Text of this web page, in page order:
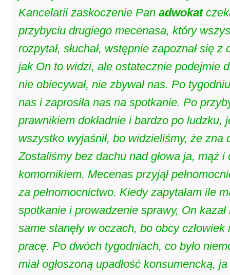
Kancelarii zaskoczenie Pan adwokat
przybyciu drugiego mecenasa, który
rozpytał, słuchał, wstępnie zapoznał się
jak On to widzi, ale ostatecznie podejmie
nie obiecywał, nie zbywał nas. Po
nas i zaprosiła nas na spotkanie. Po
prawnikiem dokładnie i bardzo po ludzku,
wszystko wyjaśnił, bo widzieliśmy, że zna
Zostaliśmy bez dachu nad głowa ja, mąż i
komornikiem. Mecenas przyjął
za pełnomocnictwo. Kiedy zapytałam ile
spotkanie i prowadzenie sprawy, On
same stanęły w oczach, bo obcy
pracę. Po dwóch tygodniach, co było
miał ogłoszoną upadłość konsumencką,